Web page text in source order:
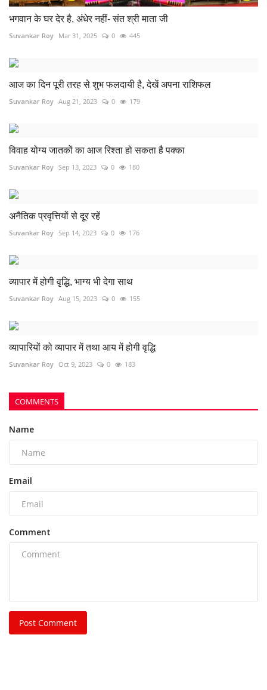
भगवान के घर देर है, अंधेर नहीं- संत श्री माता जी
Suvankar Roy Mar 31, 2025 0 445
आज का दिन पूरी तरह से शुभ फलदायी है, देखें अपना राशिफल
Suvankar Roy Aug 21, 2023 0 179
विवाह योग्य जातकों का आज रिश्ता हो सकता है पक्का
Suvankar Roy Sep 13, 2023 0 180
अनैतिक प्रवृत्तियों से दूर रहें
Suvankar Roy Sep 14, 2023 0 176
व्यापार में होगी वृद्धि, भाग्य भी देगा साथ
Suvankar Roy Aug 15, 2023 0 155
व्यापारियों को व्यापार में तथा आय में होगी वृद्धि
Suvankar Roy Oct 9, 2023 0 183
COMMENTS
Name
Email
Comment
Post Comment